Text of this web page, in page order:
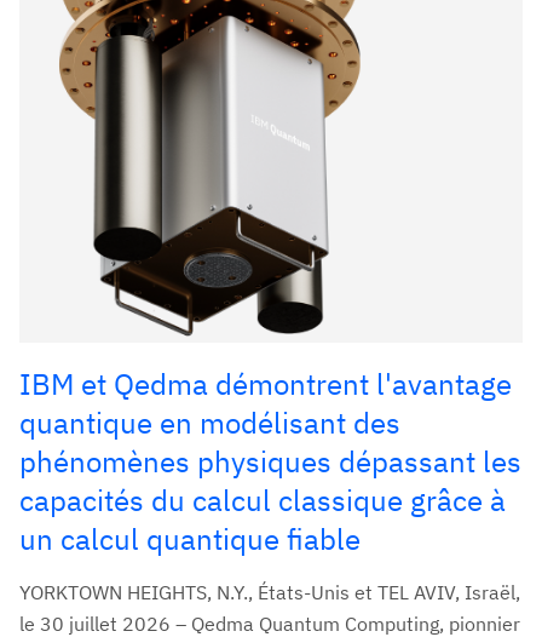
IBM et Qedma démontrent l'avantage
quantique en modélisant des
phénomènes physiques dépassant les
capacités du calcul classique grâce à
un calcul quantique fiable
YORKTOWN HEIGHTS, N.Y., États-Unis et TEL AVIV, Israël,
le 30 juillet 2026 – Qedma Quantum Computing, pionnier